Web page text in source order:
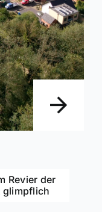
Revier der
glimpflich